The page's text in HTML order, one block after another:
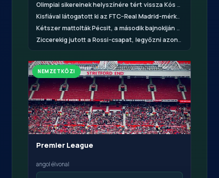
Olimpiai sikereinek helyszínére tért vissza Kós Hubert, hat számban indul a magyar úszó az Eb-n
Kisfiával látogatott ki az FTC–Real Madrid-mérkőzésre az olimpiai bajnok vízilabdázó
Kétszer mattolták Pécsit, a második bajnokiján sem örülhetett pontnak Ausztriában
Ziccerekig jutott a Rossi-csapat, legyőzni azonban nem tudta a görögöket
NEMZETKÖZI
Premier League
angol élvonal